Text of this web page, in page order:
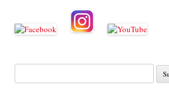
Suche
nach: